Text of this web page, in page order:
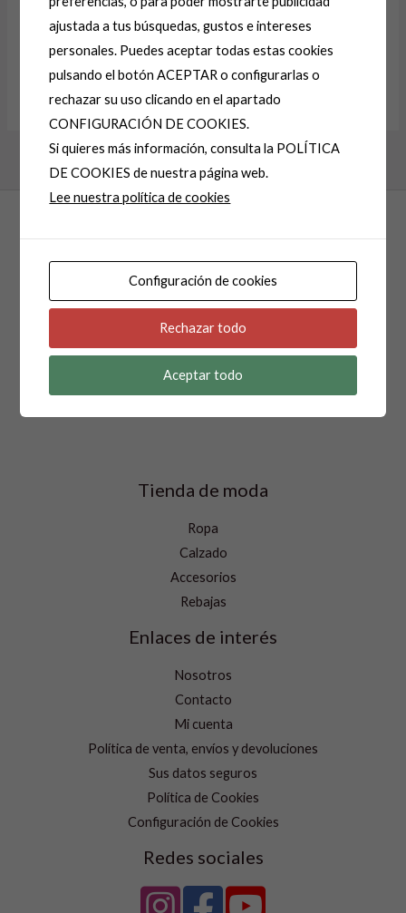
Guarda mi nombre, correo electrónico y web en este
navegador para la próxima vez que comente.
Alternative:
Isabel Pocino Moda
Tienda de moda
Ropa
Calzado
Accesorios
Rebajas
Enlaces de interés
Nosotros
Contacto
Mi cuenta
Política de venta, envíos y devoluciones
Sus datos seguros
Política de Cookies
Configuración de Cookies
Redes sociales
ajustada a tus búsquedas, gustos e intereses
personales. Puedes aceptar todas estas cookies
pulsando el botón ACEPTAR o configurarlas o
rechazar su uso clicando en el apartado
CONFIGURACIÓN DE COOKIES.
Si quieres más información, consulta la POLÍTICA
DE COOKIES de nuestra página web.
Lee nuestra política de cookies
Configuración de cookies
Rechazar todo
Aceptar todo